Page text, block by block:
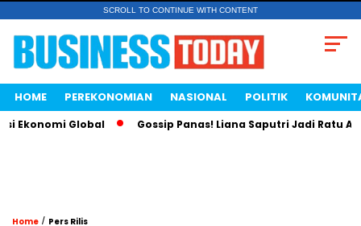
SCROLL TO CONTINUE WITH CONTENT
HOME PEREKONOMIAN NASIONAL POLITIK
Global Gossip Panas! Liana Saputri Jadi Ratu Ayam
Home / Pers Rilis